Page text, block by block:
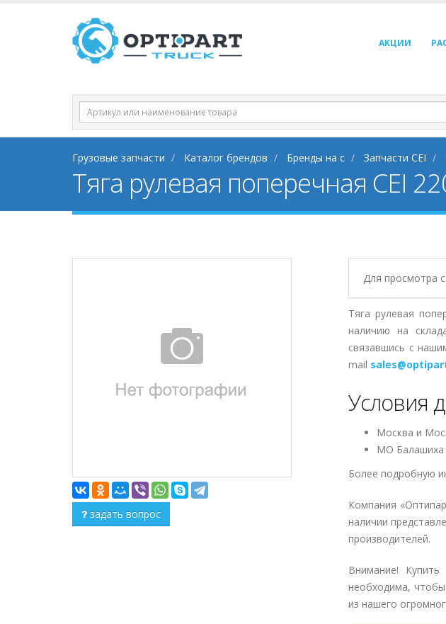
АКЦИИ
Грузовые запчасти Каталог брендов Бренды на c Запчасти CEI
Тяга рулевая поперечная CEI
задать вопрос
Для просмотра
Тяга рулевая
наличию на
связавшись с
mail
Условия
Москва и
МО Балашиха
Более подробную
Компания
наличии
производителей.
Внимание!
необходима,
из нашего